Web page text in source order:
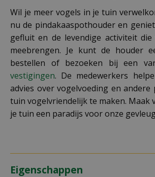
Wil je meer vogels in je tuin
nu de pindakaaspothouder en
gefluit en de levendige activiteit
meebrengen. Je kunt de houder
bestellen of bezoeken bij een
vestigingen. De medewerkers
advies over vogelvoeding en andere
tuin vogelvriendelijk te maken. Maak
je tuin een paradijs voor onze
Eigenschappen